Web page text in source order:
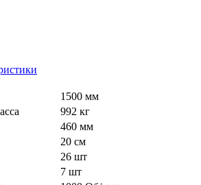
1500 мм
992 кг
460 мм
20 см
26 шт
7 шт